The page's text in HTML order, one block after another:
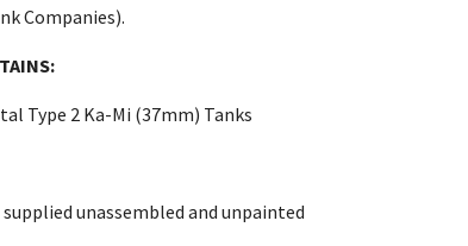
Companies).
Type 2 Ka-Mi (37mm) Tanks
unassembled and unpainted